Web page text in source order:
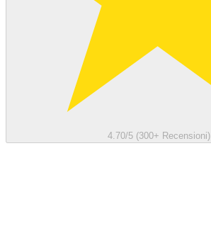
4.70/5 (300+ Recensioni)